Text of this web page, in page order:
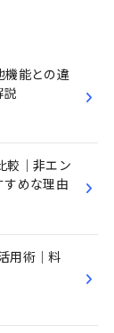
能との違
説
較｜非エン
めな理由
用術｜料